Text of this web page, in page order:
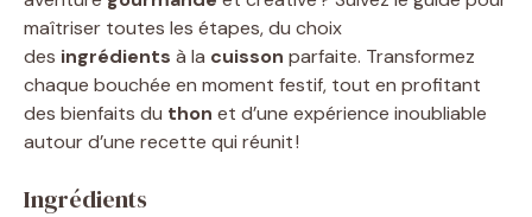
maîtriser toutes les étapes, du choix
des ingrédients à la cuisson parfaite. Transformez
chaque bouchée en moment festif, tout en profitant
des bienfaits du thon et d’une expérience inoubliable
autour d’une recette qui réunit !
Ingrédients